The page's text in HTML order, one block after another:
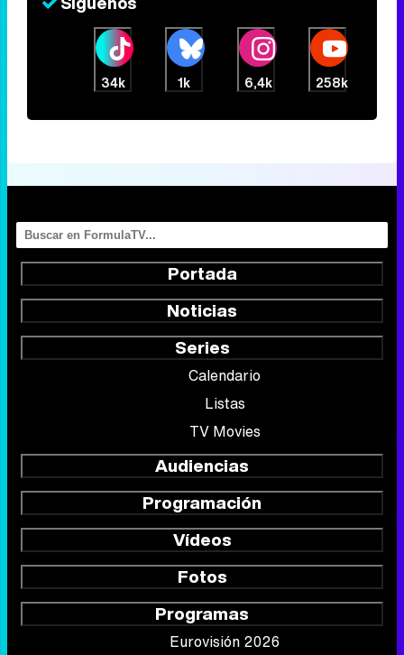
34k 1k 6,4k 258k
Portada
Noticias
Series
Calendario
Listas
TV Movies
Audiencias
Programación
Vídeos
Fotos
Programas
Eurovisión 2026